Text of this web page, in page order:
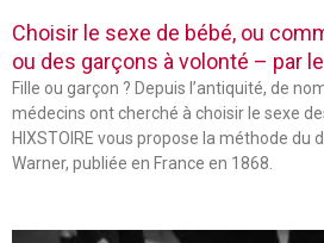
Choisir le sexe de bébé, ou
ou des garçons à volonté – par
Fille ou garçon ? Depuis l’antiquité, de
médecins ont cherché à choisir le sexe
HIXSTOIRE vous propose la méthode du
Warner, publiée en France en 1868.